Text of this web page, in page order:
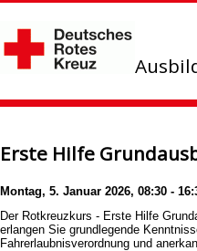
Erste Hilfe
Montag, 5. Januar 2026, 08:30 -
Der Rotkreuzkurs - Erste Hilfe
erlangen Sie grundlegende
Fahrerlaubnisverordnung und